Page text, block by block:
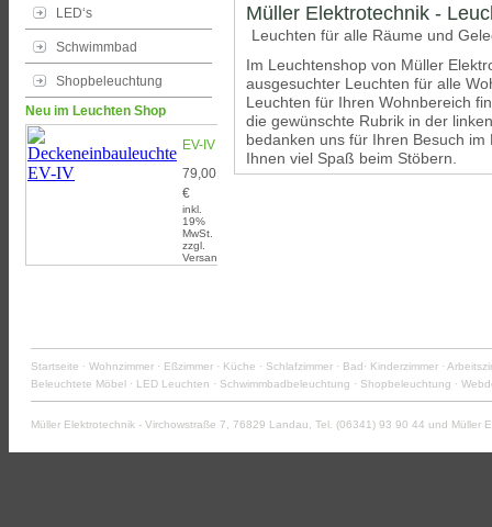
LED‘s
Schwimmbad
Shopbeleuchtung
Neu im Leuchten Shop
EV-IV
79,00
€
inkl.
19%
MwSt.
zzgl.
Versand
Müller Elektrotechnik -
Leuchten für alle Räume und
Im Leuchtenshop von Müller
ausgesuchter Leuchten für alle
Leuchten für Ihren Wohnbereich
die gewünschte Rubrik in der
bedanken uns für Ihren Besuch
Ihnen viel Spaß beim Stöbern.
Startseite · Wohnzimmer · Eßzimmer · Küche · Schlafzimmer · Bad· Kinderzimmer ·
Beleuchtete Möbel · LED Leuchten · Schwimmbadbeleuchtung · Shopbeleuchtung ·
Müller Elektrotechnik - Virchowstraße 7, 76829 Landau , Tel. (06341) 93 90 44 und Müller